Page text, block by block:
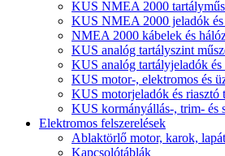
KUS NMEA 2000
KUS NMEA 2000 jeladók
NMEA 2000 kábelek és
KUS analóg tartályszint
KUS analóg tartályjeladók és
KUS motor-, elektromos és
KUS motorjeladók és riasztó
KUS kormányállás-, trim- és
Elektromos felszerelések
Ablaktörlő motor, karok,
Kapcsolótáblák